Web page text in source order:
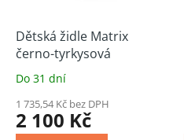
Dětská židle Matrix
černo-tyrkysová
Do 31 dní
1 735,54 Kč bez DPH
2 100 Kč